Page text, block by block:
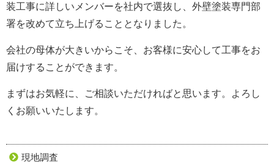
装工事に詳しいメンバーを社内で選抜し、外壁塗装専門部
署を改めて立ち上げることとなりました。
会社の母体が大きいからこそ、お客様に安心して工事をお
届けすることができます。
まずはお気軽に、ご相談いただければと思います。よろし
くお願いいたします。
現地調査